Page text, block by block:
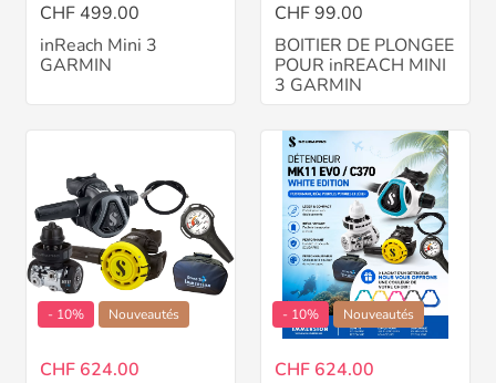
CHF 499.00
inReach Mini 3
GARMIN
CHF 99.00
BOITIER DE PLONGEE
POUR inREACH MINI
3 GARMIN
- 10% Nouveautés
CHF 624.00
- 10% Nouveautés
CHF 624.00